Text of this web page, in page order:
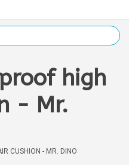
high
- Mr.
CUSHION - MR. DINO